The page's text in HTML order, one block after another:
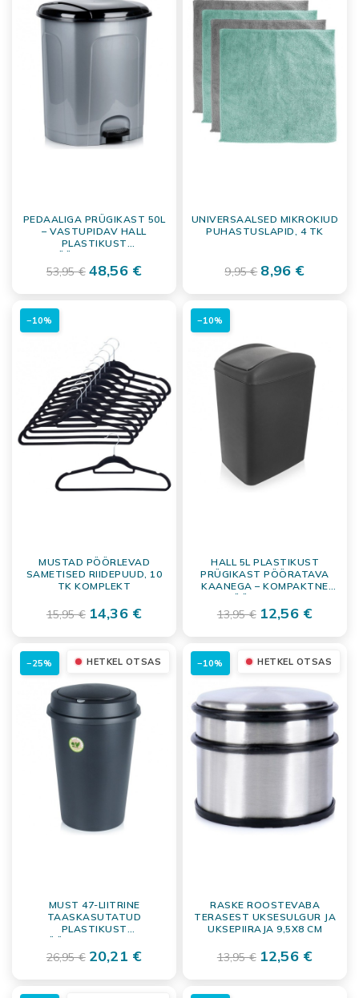
PEDAALIGA PRÜGIKAST 50L
– VASTUPIDAV HALL
PLASTIKUST
JÄÄTMEMAHUTI
53,95 € 48,56 €
UNIVERSAALSED MIKROKIUD
PUHASTUSLAPID, 4 TK
9,95 € 8,96 €
MUSTAD PÖÖRLEVAD
SAMETISED RIIDEPUUD, 10
TK KOMPLEKT
15,95 € 14,36 €
−10%
HALL 5L PLASTIKUST
PRÜGIKAST PÖÖRATAVA
KAANEGA – KOMPAKTNE
JÄÄTMEANUM
13,95 € 12,56 €
−10%
HETKEL OTSAS
MUST 47-LIITRINE
TAASKASUTATUD
PLASTIKUST
JÄÄTMEKONTEINER
KAHEFUNKTSIOONILISE
KAANEGA
26,95 € 20,21 €
−25% HETKEL OTSAS
RASKE ROOSTEVABA
TERASEST UKSESULGUR JA
UKSEPIIRAJA 9,5X8 CM
13,95 € 12,56 €
−10%